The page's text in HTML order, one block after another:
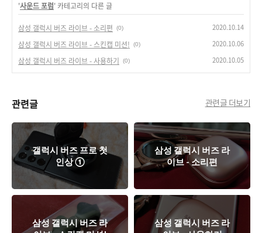
'사운드 포럼' 카테고리의 다른 글
삼성 갤럭시 버즈 라이브 - 소리편 (0) 2020.10.14
삼성 갤럭시 버즈 라이브 - 스킨캡 미션! (0) 2020.10.06
삼성 갤럭시 버즈 라이브 - 사용하기 (0) 2020.10.05
관련글 관련글 더보기
갤럭시 버즈 프로 첫
인상 ①
삼성 갤럭시 버즈 라
이브 - 소리편
삼성 갤럭시 버즈 라
삼성 갤럭시 버즈 라